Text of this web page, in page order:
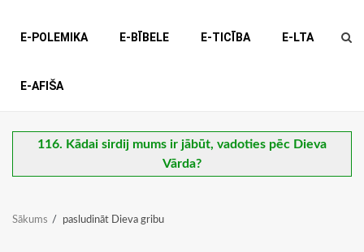
E-POLEMIKA E-BĪBELE E-TICĪBA E-LTA
E-AFIŠA
116. Kādai sirdij mums ir jābūt, vadoties pēc Dieva
Vārda?
Sākums pasludināt Dieva gribu